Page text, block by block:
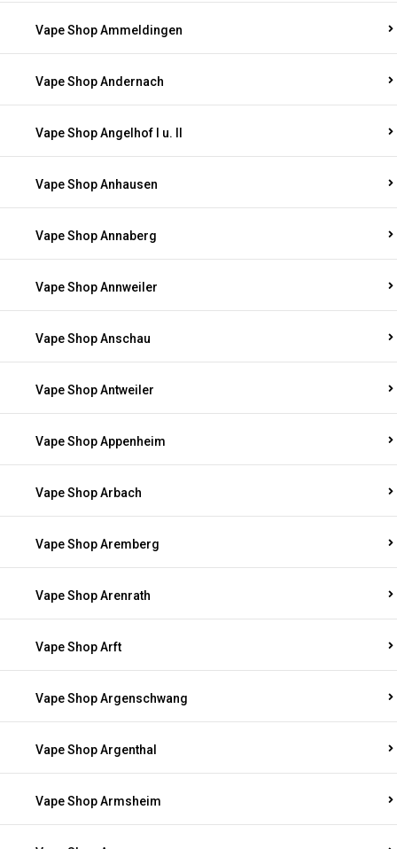
Vape Shop Ammeldingen
Vape Shop Andernach
Vape Shop Angelhof I u. II
Vape Shop Anhausen
Vape Shop Annaberg
Vape Shop Annweiler
Vape Shop Anschau
Vape Shop Antweiler
Vape Shop Appenheim
Vape Shop Arbach
Vape Shop Aremberg
Vape Shop Arenrath
Vape Shop Arft
Vape Shop Argenschwang
Vape Shop Argenthal
Vape Shop Armsheim